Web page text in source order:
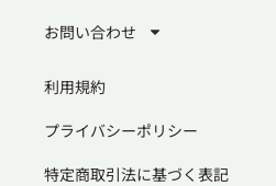
お問い合わせ
利用規約
プライバシーポリシー
特定商取引法に基づく表記